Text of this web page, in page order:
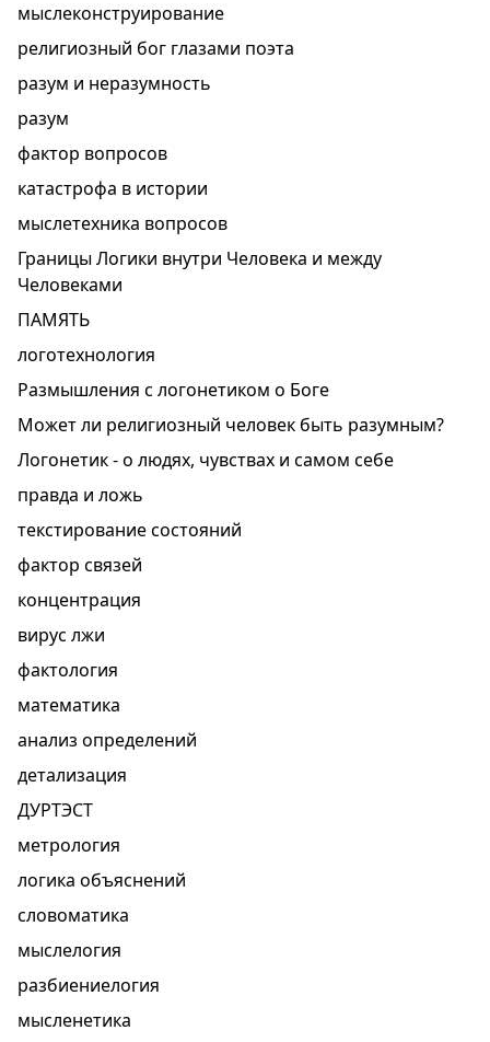
мыслеконструирование
религиозный бог глазами поэта
разум и неразумность
разум
фактор вопросов
катастрофа в истории
мыслетехника вопросов
Границы Логики внутри Человека и между
Человеками
ПАМЯТЬ
логотехнология
Размышления с логонетиком о Боге
Может ли религиозный человек быть разумным?
Логонетик - о людях, чувствах и самом себе
правда и ложь
текстирование состояний
фактор связей
концентрация
вирус лжи
фактология
математика
анализ определений
детализация
ДУРТЭСТ
метрология
логика объяснений
словоматика
мыслелогия
разбиениелогия
мысленетика